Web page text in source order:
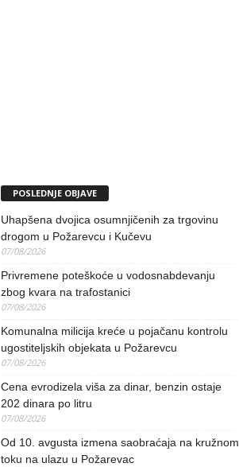
POSLEDNJE OBJAVE
Uhapšena dvojica osumnjičenih za trgovinu
drogom u Požarevcu i Kučevu
07/08/2026
Privremene poteškoće u vodosnabdevanju
zbog kvara na trafostanici
07/08/2026
Komunalna milicija kreće u pojačanu kontrolu
ugostiteljskih objekata u Požarevcu
07/08/2026
Cena evrodizela viša za dinar, benzin ostaje
202 dinara po litru
07/08/2026
Od 10. avgusta izmena saobraćaja na kružnom
toku na ulazu u Požarevac